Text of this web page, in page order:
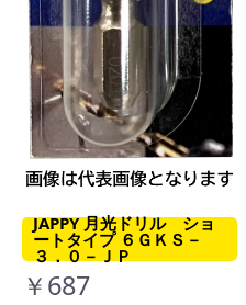
JAPPY 月光ドリル ショ
ートタイプ ６ＧＫＳ－
３．０－ＪＰ
￥687